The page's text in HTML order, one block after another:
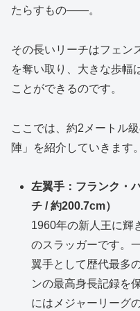
たらすもの――。
その長いリーチはフェン
を奪い取り、大きな歩幅
ことができるのです。
ここでは、約2メートル
陣」を紹介していきます。
左翼手：フランク・
チ / 約200.7cm）
1960年の新人王に輝
のスラッガーです。
翼手として歴代最多
ンの最高身長記録を
にはメジャーリーグ